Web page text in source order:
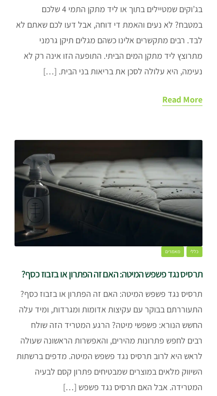
בג’וקים שמטיילים בתוך או ליד מתקן התמי 4 שלכם
במטבח? לא נעים והאמת די דוחה, אבל דעו לכם שאתם לא
לבד. רבים מתקשרים אלינו כשהם מגלים תיקן גרמני
מתרוצץ ליד מתקן המים הביתי. התופעה הזו אינה רק לא
נעימה, היא עלולה לסכן את בריאות בני הבית. […]
Read More
כללי מאמרים
תרסיס נגד פשפש המיטה: האם זה הפתרון או בזבוז כסף?
תרסיס נגד פשפש המיטה: האם זה הפתרון או בזבוז כסף?
התעוררתם בבוקר עם עקיצות אדומות ומגרדות, ומיד עלה
החשש הנורא: פשפשי מיטה? הרגע המטריד הזה שולח
רבים לחפש פתרונות מהירים, והאפשרות הראשונה שעולה
לראש היא לרוב תרסיס נגד פשפש המיטה. מדפים ברשתות
השיווק מלאים במוצרים שמבטיחים פתרון קסם לבעיה
המטרידה. אבל האם תרסיס נגד פשפש […]